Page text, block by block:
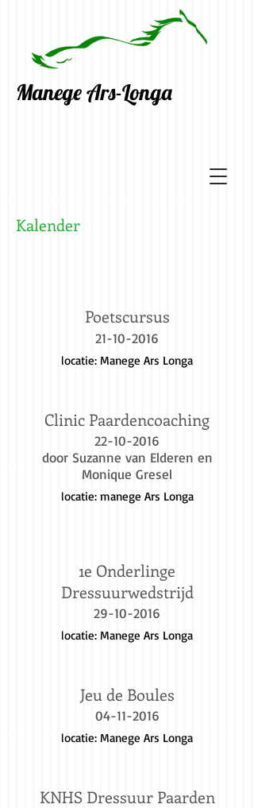
Manege Ars-Longa
Kalender
Poetscursus
21-10-2016
locatie: Manege Ars Longa
Clinic Paardencoaching
22-10-2016
door Suzanne van Elderen en
Monique Gresel
locatie: manege Ars Longa
1e Onderlinge
Dressuurwedstrijd
29-10-2016
locatie: Manege Ars Longa
Jeu de Boules
04-11-2016
locatie: Manege Ars Longa
KNHS Dressuur Paarden